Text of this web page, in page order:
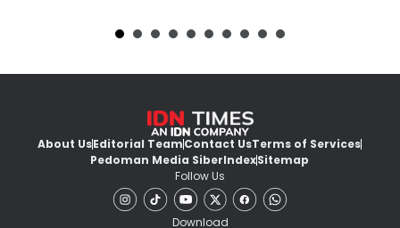
About UsEditorial TeamContact UsTerms of Services
Pedoman Media SiberIndexSitemap
Follow Us
Download